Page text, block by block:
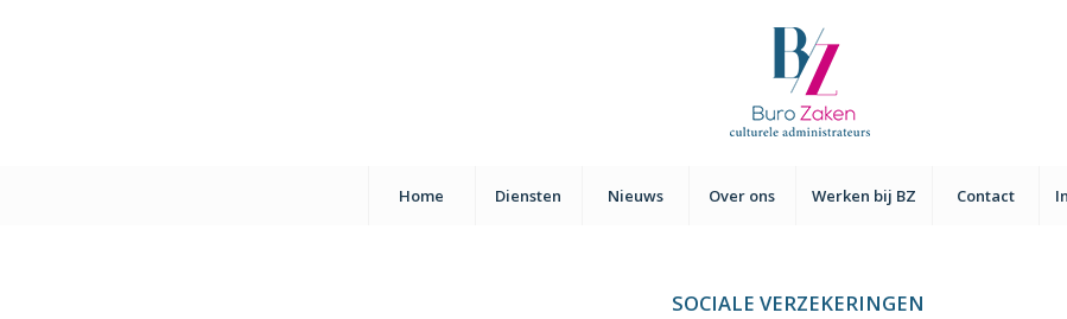
Home Diensten Nieuws Over ons Werken bij BZ Contact
SOCIALE VERZEKERINGEN